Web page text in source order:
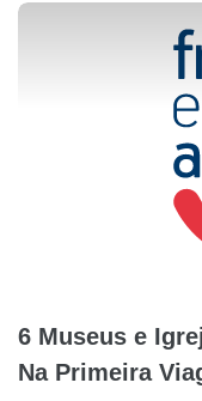
6​ ​Museus​ ​e​
Na​ ​Primeira​